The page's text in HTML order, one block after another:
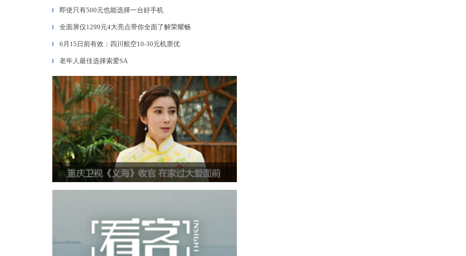
▎ 即使只有500元也能选择一台好手机
▎ 全面屏仅1299元4大亮点带你全面了解荣耀畅
▎ 6月15日前有效：四川航空10-30元机票优
▎ 老年人最佳选择索爱SA